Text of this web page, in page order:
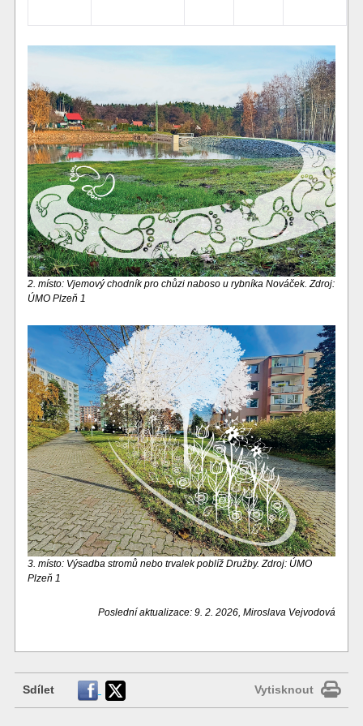
2. místo: Vjemový chodník pro chůzi naboso u rybníka Nováček. Zdroj:
ÚMO Plzeň 1
3. místo: Výsadba stromů nebo trvalek poblíž Družby. Zdroj: ÚMO
Plzeň 1
Poslední aktualizace: 9. 2. 2026, Miroslava Vejvodová
Sdílet Vytisknout